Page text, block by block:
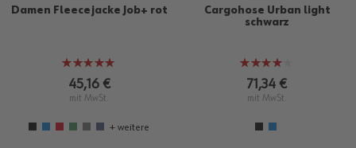
Damen Fleecejacke Job+ rot
Bewertung:
100%
45,16 €
mit MwSt.
+ weitere
Cargohose Urban light
schwarz
Bewertung:
80%
71,34 €
mit MwSt.